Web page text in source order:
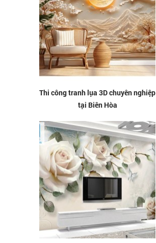
Thi công tranh lụa 3D chuyên nghiệp
tại Biên Hòa